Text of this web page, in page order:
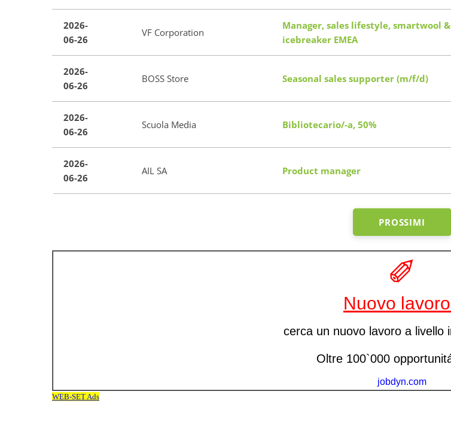
2026-
06-26
VF Corporation
Manager, sales lifestyle, smartwool &
icebreaker EMEA
2026-
06-26
BOSS Store Seasonal sales supporter (m/f/d)
2026-
06-26
Scuola Media Bibliotecario/-a, 50%
2026-
06-26
AIL SA Product manager
PROSSIMI